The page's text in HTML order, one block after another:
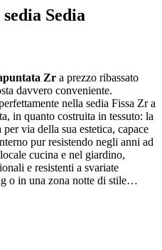
Sedia
Zr a prezzo ribassato
davvero conveniente.
nella sedia Fissa Zr a
in quanto costruita in tessuto: la
via della sua estetica, capace
pur resistendo negli anni ad
cucina e nel giardino,
e resistenti a svariate
o in una zona notte di stile
merito della pluriennale
te è disponibile qui a prezzo